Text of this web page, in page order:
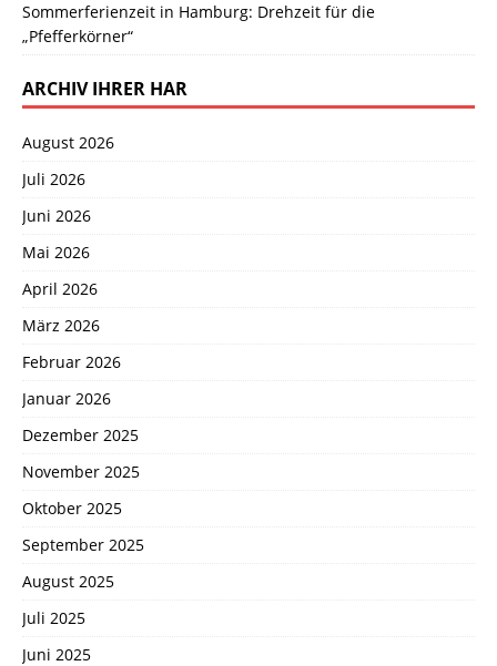
Sommerferienzeit in Hamburg: Drehzeit für die
„Pfefferkörner“
ARCHIV IHRER HAR
August 2026
Juli 2026
Juni 2026
Mai 2026
April 2026
März 2026
Februar 2026
Januar 2026
Dezember 2025
November 2025
Oktober 2025
September 2025
August 2025
Juli 2025
Juni 2025